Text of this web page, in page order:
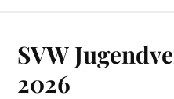
SVW
2026